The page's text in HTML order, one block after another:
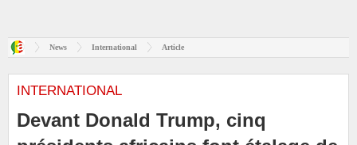
News International Article
INTERNATIONAL
Devant Donald Trump, cinq